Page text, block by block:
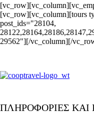
[vc_row][vc_column][tours
post_ids="28104,
29562"][/vc_column][/
ΠΛΗΡΟΦΟΡΙΕΣ ΚΑΙ